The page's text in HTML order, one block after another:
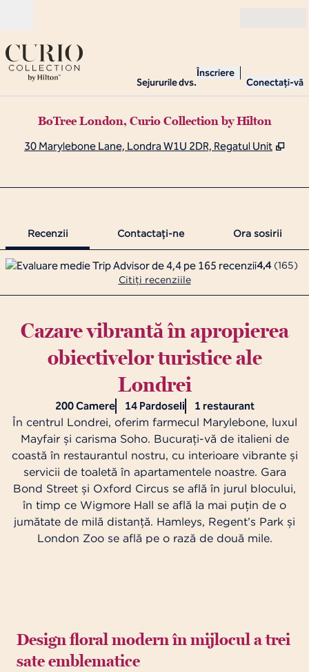
Sejururile dvs.
Înscriere
Conectați-vă
BoTree London, Curio Collection by Hilton
30 Marylebone Lane, Londra W1U 2DR, Regatul Unit ,
Recenzii Contactaţi-ne
Ora sosirii
4,4 (165)
Citiți recenziile
Cazare vibrantă în apropierea
obiectivelor turistice ale
Londrei
200 Camere 14 Pardoseli 1 restaurant
În centrul Londrei, oferim farmecul Marylebone, luxul
Mayfair și carisma Soho. Bucurați-vă de italieni de
coastă în restaurantul nostru, cu interioare vibrante și
servicii de toaletă în apartamentele noastre. Gara
Bond Street și Oxford Circus se află în jurul blocului,
în timp ce Wigmore Hall se află la mai puțin de o
jumătate de milă distanță. Hamleys, Regent’s Park și
London Zoo se află pe o rază de două mile.
Design floral modern în mijlocul a trei
sate emblematice